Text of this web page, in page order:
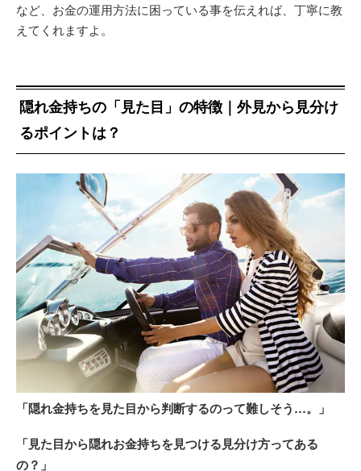
など、お金の運用方法に困っている事を伝えれば、丁寧に教
えてくれますよ。
隠れ金持ちの「見た目」の特徴｜外見から見分け
るポイントは？
「隠れ金持ちを見た目から判断するのって難しそう…。」
「見た目から隠れお金持ちを見つける見分け方ってある
の？」